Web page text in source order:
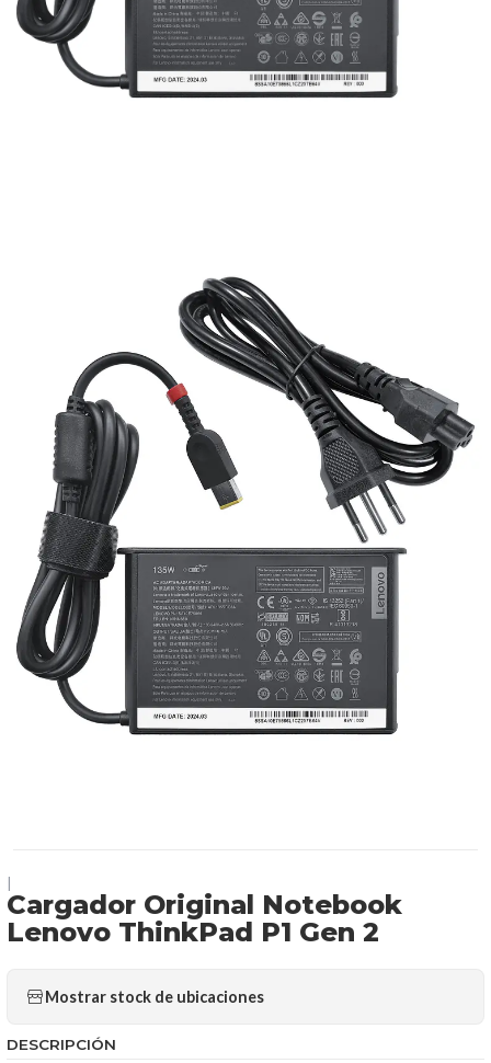
Cargador Original Notebook
Lenovo ThinkPad P1 Gen 2
Mostrar stock de ubicaciones
DESCRIPCIÓN